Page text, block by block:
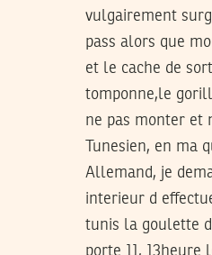
vulgairement
pass alors que
et le cache de
tomponne,le
ne pas monter et
Tunesien, en ma
Allemand, je
interieur d
tunis la goulette
porte 11, 13heure